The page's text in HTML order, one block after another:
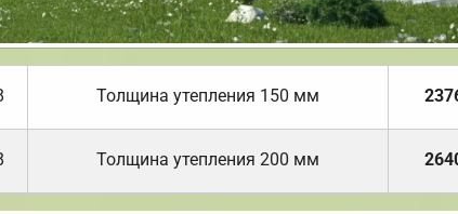
Толщина утепления 150 мм
Толщина утепления 200 мм